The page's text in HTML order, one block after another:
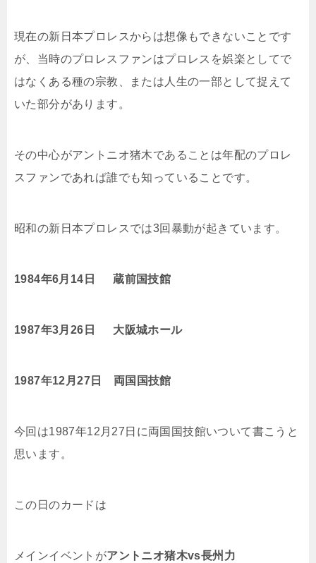
現在の新日本プロレスからは想像もできないことです
が、当時のプロレスファンはプロレスを娯楽としてで
はなくある種の宗教、または人生の一部として捉えて
いた部分があります。
その中心がアントニオ猪木であることは年配のプロレ
スファンであれば誰でも知っていることです。
昭和の新日本プロレスでは3回暴動が起きています。
1984年6月14日 蔵前国技館
1987年3月26日 大阪城ホール
1987年12月27日 両国国技館
今回は1987年12月27日に両国国技館いついて書こうと
思います。
この日のカードは
メインイベントがアントニオ猪木vs長州力